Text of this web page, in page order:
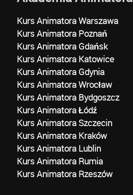
Kurs Animatora Warszawa
Kurs Animatora Poznań
Kurs Animatora Gdańsk
Kurs Animatora Katowice
Kurs Animatora Gdynia
Kurs Animatora Wrocław
Kurs Animatora Bydgoszcz
Kurs Animatora Łódź
Kurs Animatora Szczecin
Kurs Animatora Kraków
Kurs Animatora Lublin
Kurs Animatora Rumia
Kurs Animatora Rzeszów